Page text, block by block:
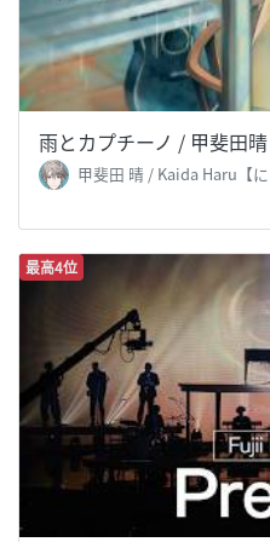
雨とカプチーノ / 甲斐田
甲斐田 晴 / Kaida Haru【に
最高4位